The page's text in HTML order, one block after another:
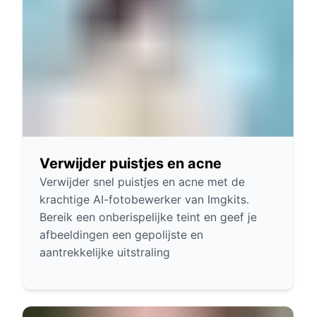
Verwijder puistjes en acne
Verwijder snel puistjes en acne met de
krachtige AI-fotobewerker van Imgkits.
Bereik een onberispelijke teint en geef je
afbeeldingen een gepolijste en
aantrekkelijke uitstraling